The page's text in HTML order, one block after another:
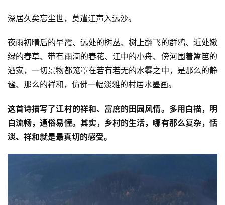
深居久矣忘尘世，莫遣江声入远沙。
夜雨初晴后的早霞、远处的树丛、树上翻飞的群鸦、近处嫩
绿的春草、带有雨滴的春花、江中的小舟、傍河围着篱笆的
酒家，一切景物都笼罩在若有若无的水雾之中，是那么的静
谧、那么的祥和，仿佛一幅淡雅的村居水墨画。
这首诗描写了江村的祥和、富庶的田园风情。多用白描，明
白流畅，通俗易懂。其实，乡村的生活，哪有那么复杂，恬
淡、祥和就是最真切的感受。